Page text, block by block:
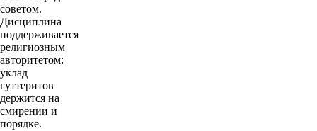
советом.
Дисциплина
поддерживается
религиозным
авторитетом:
уклад
гуттеритов
держится на
смирении и
порядке.